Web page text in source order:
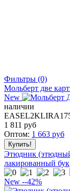
Фильтры (0)
Мольберт две
New
наличии
1 811 руб
Оптом: 1 663 руб
Этюдник
лакированный бук
New --42%